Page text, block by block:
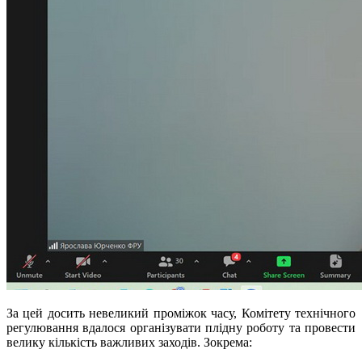
За цей досить невеликий проміжок часу, Комітету технічного
регулювання вдалося організувати плідну роботу та провести
велику кількість важливих заходів. Зокрема: